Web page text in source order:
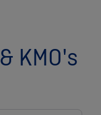
KMO's